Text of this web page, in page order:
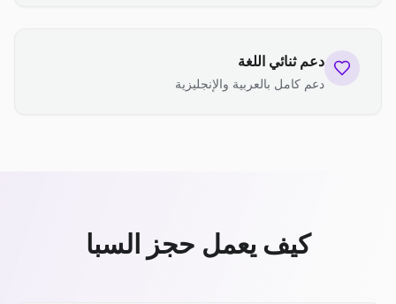
دعم ثنائي اللغة
دعم كامل بالعربية والإنجليزية
كيف يعمل حجز السبا